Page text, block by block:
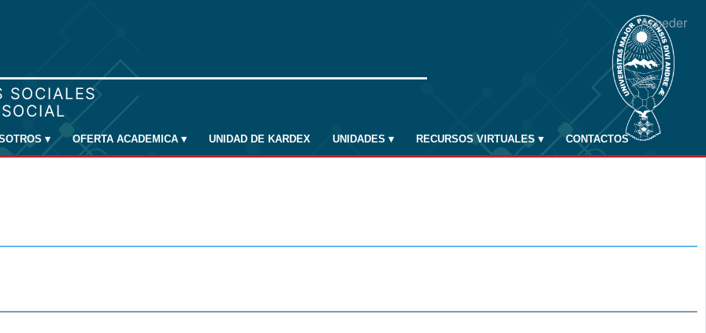
Acceder
▾ OFERTA ACADEMICA ▾ UNIDAD DE KARDEX UNIDADES ▾ RECURSOS VIRTUALES ▾ CONTACTOS